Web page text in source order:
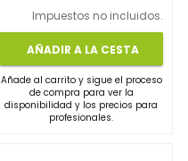
Impuestos no incluidos.
AÑADIR A LA CESTA
Añade al carrito y sigue el proceso
de compra para ver la
disponibilidad y los precios para
profesionales.